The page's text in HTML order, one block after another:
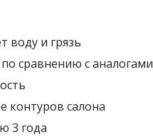
воду и грязь
сравнению с аналогами
контуров салона
3 года